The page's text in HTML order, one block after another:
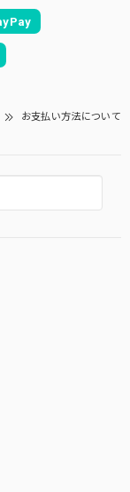
お支払い方法について